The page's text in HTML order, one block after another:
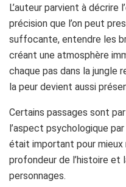
L’auteur parvient à décrire
précision que l’on peut
suffocante, entendre les
créant une atmosphère
chaque pas dans la jungle
la peur devient aussi
Certains passages sont
l’aspect psychologique
était important pour mieux
profondeur de l’histoire et
personnages.